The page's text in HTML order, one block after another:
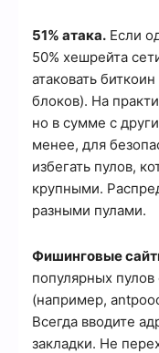
51% атака. Если
50% хешрейта
атаковать
блоков). На
но в сумме с
менее, для
избегать пулов,
крупными.
разными пулами.
Фишинговые
популярных
(например,
Всегда вводите
закладки. Не